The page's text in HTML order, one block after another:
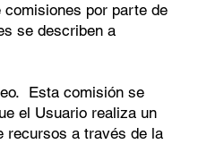
por parte de
se describen a
Esta comisión se
el Usuario realiza un
recursos a través de la